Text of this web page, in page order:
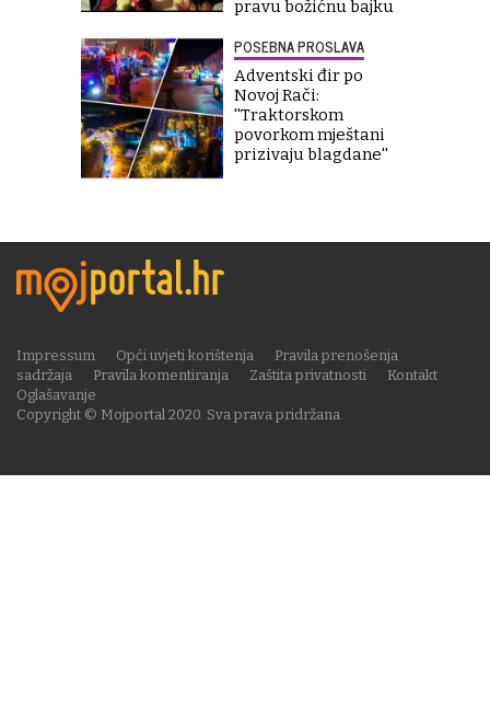
pravu božićnu bajku
POSEBNA PROSLAVA
Adventski đir po
Novoj Rači:
''Traktorskom
povorkom mještani
prizivaju blagdane''
Copyright © Mojportal 2020. Sva prava pridržana.
Impressum Opći uvjeti korištenja
Pravila prenošenja
sadržaja
Pravila komentiranja Zaštita privatnosti
Kontakt
Oglašavanje